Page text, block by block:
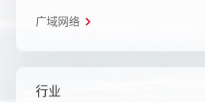
广域网络
行业